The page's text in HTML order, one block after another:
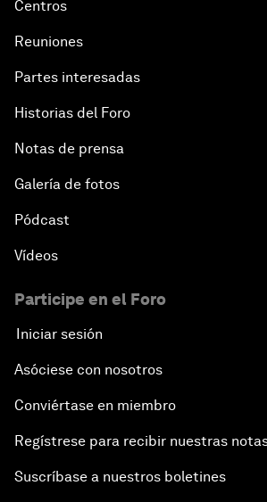
Centros
Reuniones
Partes interesadas
Historias del Foro
Notas de prensa
Galería de fotos
Pódcast
Vídeos
Participe en el Foro
Iniciar sesión
Asóciese con nosotros
Conviértase en miembro
Regístrese para recibir nuestras
Suscríbase a nuestros boletines